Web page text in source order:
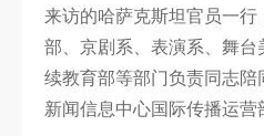
来访的哈萨克斯坦官员一
部、京剧系、表演系、舞
续教育部等部门负责同志
新闻信息中心国际传播运营